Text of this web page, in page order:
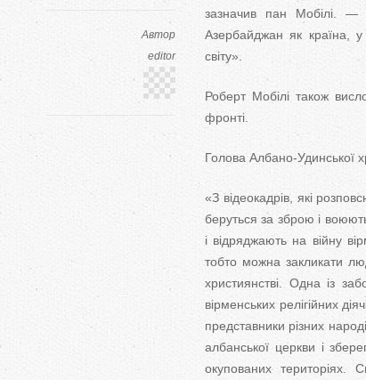
Автор
editor
зазначив пан Мобілі. —
Азербайджан як країна, у
світу».
Роберт Мобілі також
фронті.
Голова Албано-Удинської
«З відеокадрів, які
беруться за зброю і
і відряджають на війну
тобто можна закликати
християнстві. Одна із
вірменських релігійних
представники різних
албанської церкви і
окупованих територіях.